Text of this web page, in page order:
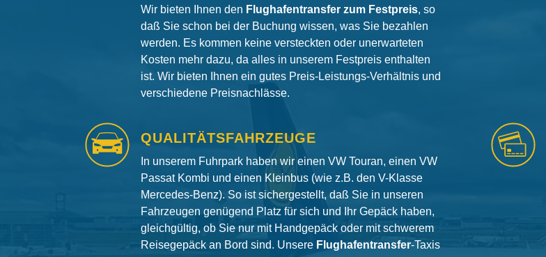
Wir bieten Ihnen den Flughafentransfer zum Festpreis, so
daß Sie schon bei der Buchung wissen, was Sie bezahlen
werden. Es kommen keine versteckten oder unerwarteten
Kosten mehr dazu, da alles in unserem Festpreis enthalten
ist. Wir bieten Ihnen ein gutes Preis-Leistungs-Verhältnis und
verschiedene Preisnachlässe.
QUALITÄTSFAHRZEUGE
In unserem Fuhrpark haben wir einen VW Touran, einen VW
Passat Kombi und einen Kleinbus (wie z.B. den V-Klasse
Mercedes-Benz). So ist sichergestellt, daß Sie in unseren
Fahrzeugen genügend Platz für sich und Ihr Gepäck haben,
gleichgültig, ob Sie nur mit Handgepäck oder mit schwerem
Reisegepäck an Bord sind. Unsere Flughafentransfer-Taxis